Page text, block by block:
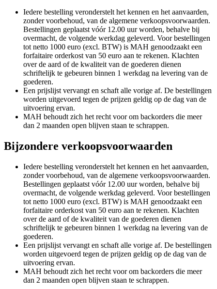
Iedere bestelling veronderstelt het kennen en het aanvaarden,
zonder voorbehoud, van de algemene verkoopsvoorwaarden.
Bestellingen geplaatst vóór 12.00 uur worden, behalve bij
overmacht, de volgende werkdag geleverd. Voor bestellingen
tot netto 1000 euro (excl. BTW) is MAH genoodzaakt een
forfaitaire orderkost van 50 euro aan te rekenen. Klachten
over de aard of de kwaliteit van de goederen dienen
schriftelijk te gebeuren binnen 1 werkdag na levering van de
goederen.
Een prijslijst vervangt en schaft alle vorige af. De bestellingen
worden uitgevoerd tegen de prijzen geldig op de dag van de
uitvoering ervan.
MAH behoudt zich het recht voor om backorders die meer
dan 2 maanden open blijven staan te schrappen.
Bijzondere verkoopsvoorwaarden
Iedere bestelling veronderstelt het kennen en het aanvaarden,
zonder voorbehoud, van de algemene verkoopsvoorwaarden.
Bestellingen geplaatst vóór 12.00 uur worden, behalve bij
overmacht, de volgende werkdag geleverd. Voor bestellingen
tot netto 1000 euro (excl. BTW) is MAH genoodzaakt een
forfaitaire orderkost van 50 euro aan te rekenen. Klachten
over de aard of de kwaliteit van de goederen dienen
schriftelijk te gebeuren binnen 1 werkdag na levering van de
goederen.
Een prijslijst vervangt en schaft alle vorige af. De bestellingen
worden uitgevoerd tegen de prijzen geldig op de dag van de
uitvoering ervan.
MAH behoudt zich het recht voor om backorders die meer
dan 2 maanden open blijven staan te schrappen.